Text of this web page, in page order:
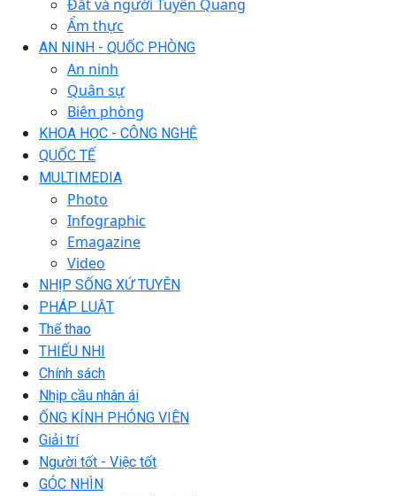
Đất và người Tuyên Quang
Ẩm thực
AN NINH - QUỐC PHÒNG
An ninh
Quân sự
Biên phòng
KHOA HỌC - CÔNG NGHỆ
QUỐC TẾ
MULTIMEDIA
Photo
Infographic
Emagazine
Video
NHỊP SỐNG XỨ TUYÊN
PHÁP LUẬT
Thể thao
THIẾU NHI
Chính sách
Nhịp cầu nhân ái
ỐNG KÍNH PHÓNG VIÊN
Giải trí
Người tốt - Việc tốt
GÓC NHÌN